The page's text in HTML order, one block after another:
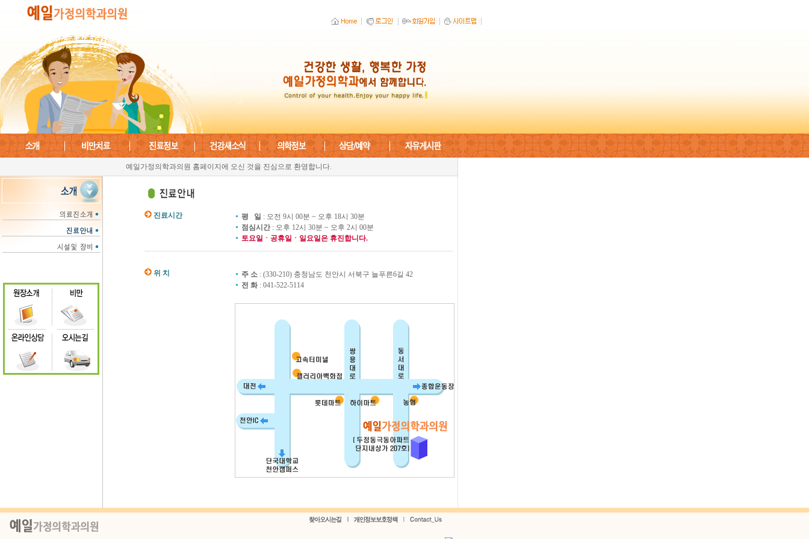
예일가정의학과의원 홈페이지에 오신 것을 진심으로 환영합니다.
진료시간 평 일 : 오전 9시 00분 ~ 오후 18시 30분
점심시간: 오후 12시 30분 ~ 오후 2시 00분
토요일ㆍ공휴일ㆍ일요일은 휴진합니다.
위 치 주 소 : (330-210) 충청남도 천안시 서북구 늘푸른6길 42
전 화: 041-522-5114